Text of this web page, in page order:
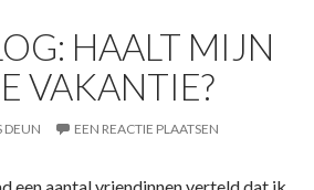
HAALT MIJN
VAKANTIE?
DEUN EEN REACTIE PLAATSEN